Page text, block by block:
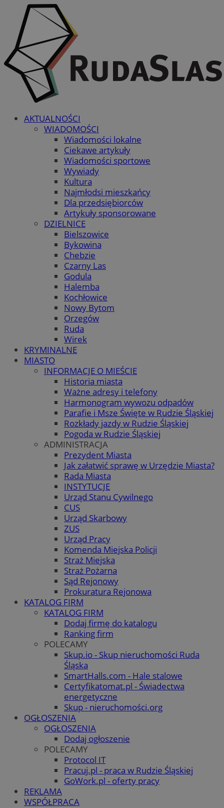
AKTUALNOŚCI
WIADOMOŚCI
Wiadomości lokalne
Ciekawe artykuły
Wiadomości sportowe
Wywiady
Kultura
Najmłodsi mieszkańcy
Dla przedsiębiorców
Artykuły sponsorowane
DZIELNICE
Bielszowice
Bykowina
Chebzie
Czarny Las
Godula
Halemba
Kochłowice
Nowy Bytom
Orzegów
Ruda
Wirek
KRYMINALNE
MIASTO
INFORMACJE O MIEŚCIE
Historia miasta
Ważne adresy i telefony
Harmonogram wywozu odpadów
Parafie i Msze Święte w Rudzie Śląskiej
Rozkłady jazdy w Rudzie Śląskiej
Pogoda w Rudzie Śląskiej
ADMINISTRACJA
Prezydent Miasta
Jak załatwić sprawę w Urzędzie Miasta?
Rada Miasta
INSTYTUCJE
Urząd Stanu Cywilnego
CUS
Urząd Skarbowy
ZUS
Urząd Pracy
Komenda Miejska Policji
Straż Miejska
Straż Pożarna
Sąd Rejonowy
Prokuratura Rejonowa
KATALOG FIRM
KATALOG FIRM
Dodaj firmę do katalogu
Ranking firm
POLECAMY
Skup.io - Skup nieruchomości Ruda
Śląska
SmartHalls.com - Hale stalowe
Certyfikatomat.pl - Świadectwa
energetyczne
Skup - nieruchomości.org
OGŁOSZENIA
OGŁOSZENIA
Dodaj ogłoszenie
POLECAMY
Protocol IT
Pracuj.pl - praca w Rudzie Śląskiej
GoWork.pl - oferty pracy
REKLAMA
WSPÓŁPRACA